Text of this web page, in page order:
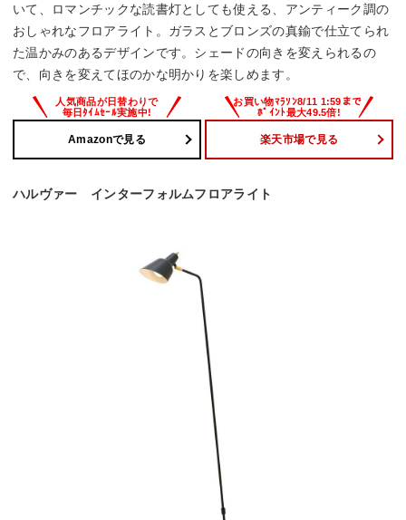
いて、ロマンチックな読書灯としても使える、アンティーク調の
おしゃれなフロアライト。ガラスとブロンズの真鍮で仕立てられ
た温かみのあるデザインです。シェードの向きを変えられるの
で、向きを変えてほのかな明かりを楽しめます。
Amazonで見る 楽天市場で見る
ハルヴァー インターフォルムフロアライト